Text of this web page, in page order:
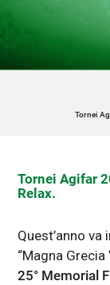
Tornei
Tornei Agifar
Relax.
Quest’anno
“Magna
25° Memorial